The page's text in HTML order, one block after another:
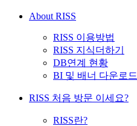
About RISS
RISS 이용방법
RISS 지식더하기
DB연계 현황
BI 및 배너 다운로드
RISS 처음 방문 이세요?
RISS란?